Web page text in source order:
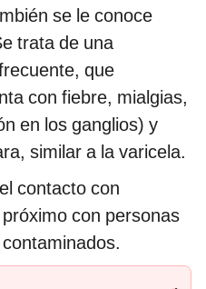
se le conoce
trata de una
que
con fiebre, mialgias,
en los ganglios) y
similar a la varicela.
contacto con
con personas